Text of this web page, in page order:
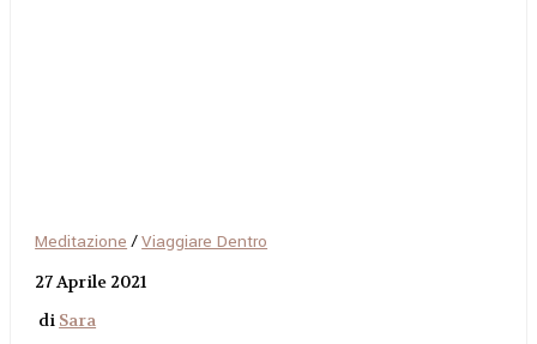
Meditazione /Viaggiare Dentro
27 Aprile 2021
di Sara